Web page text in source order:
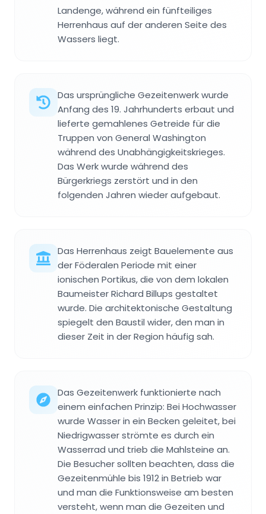
Landenge, während ein fünfteiliges
Herrenhaus auf der anderen Seite des
Wassers liegt.
Das ursprüngliche Gezeitenwerk wurde
Anfang des 19. Jahrhunderts erbaut und
lieferte gemahlenes Getreide für die
Truppen von General Washington
während des Unabhängigkeitskrieges.
Das Werk wurde während des
Bürgerkriegs zerstört und in den
folgenden Jahren wieder aufgebaut.
Das Herrenhaus zeigt Bauelemente aus
der Föderalen Periode mit einer
ionischen Portikus, die von dem lokalen
Baumeister Richard Billups gestaltet
wurde. Die architektonische Gestaltung
spiegelt den Baustil wider, den man in
dieser Zeit in der Region häufig sah.
Das Gezeitenwerk funktionierte nach
einem einfachen Prinzip: Bei Hochwasser
wurde Wasser in ein Becken geleitet, bei
Niedrigwasser strömte es durch ein
Wasserrad und trieb die Mahlsteine an.
Die Besucher sollten beachten, dass die
Gezeitenmühle bis 1912 in Betrieb war
und man die Funktionsweise am besten
versteht, wenn man die Gezeiten und